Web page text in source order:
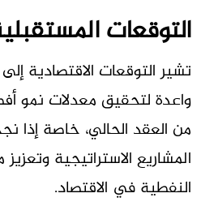
التوقعات
تشير التوقعات الاقتصادية
واعدة لتحقيق معدلات نمو
من العقد الحالي، خاصة
المشاريع الاستراتيجية
النفطية في الاقتصاد.